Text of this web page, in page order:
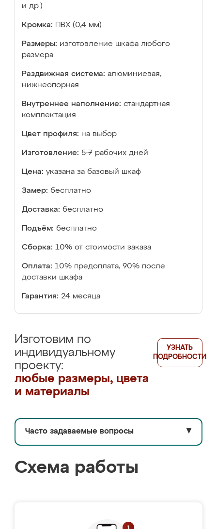
и др.)
Кромка: ПВХ (0,4 мм)
Размеры: изготовление шкафа любого
размера
Раздвижная система: алюминиевая,
нижнеопорная
Внутреннее наполнение: стандартная
комплектация
Цвет профиля: на выбор
Изготовление: 5-7 рабочих дней
Цена: указана за базовый шкаф
Замер: бесплатно
Доставка: бесплатно
Подъём: бесплатно
Сборка: 10% от стоимости заказа
Оплата: 10% предоплата, 90% после
доставки шкафа
Гарантия: 24 месяца
Изготовим по
индивидуальному
проекту:
любые размеры, цвета
и материалы
УЗНАТЬ
ПОДРОБНОСТИ
Часто задаваемые вопросы ▼
Схема работы